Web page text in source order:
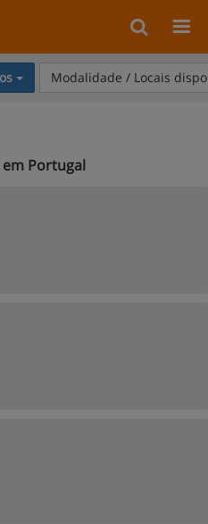
Modalidade / Locais
em Portugal